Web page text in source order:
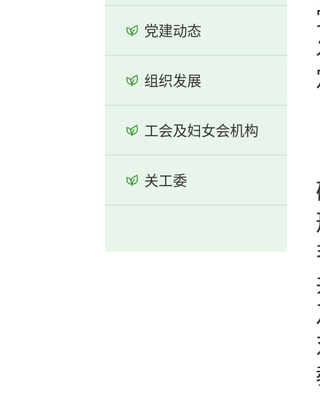
党建动态
组织发展
工会及妇女会机构
关工委